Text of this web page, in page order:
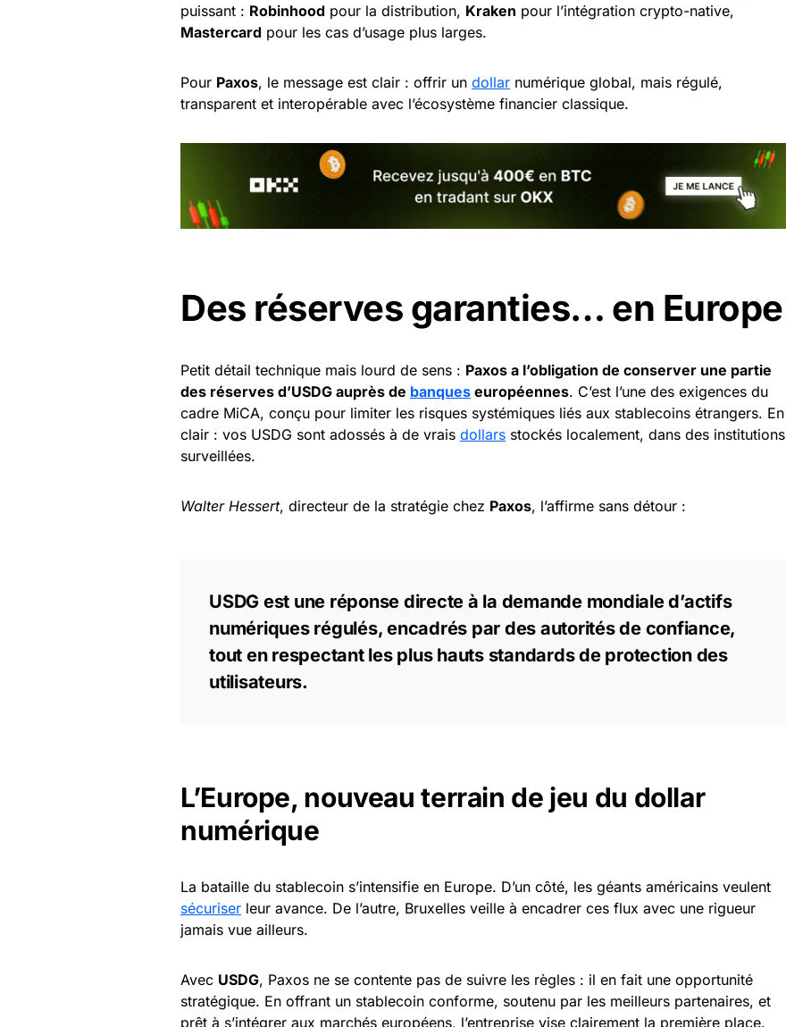
puissant : Robinhood pour la distribution, Kraken pour l’intégration crypto-native,
Mastercard pour les cas d’usage plus larges.
Pour Paxos, le message est clair : offrir un dollar numérique global, mais régulé,
transparent et interopérable avec l’écosystème financier classique.
Des réserves garanties… en Europe
Petit détail technique mais lourd de sens : Paxos a l’obligation de conserver une partie
des réserves d’USDG auprès de banques européennes. C’est l’une des exigences du
cadre MiCA, conçu pour limiter les risques systémiques liés aux stablecoins étrangers. En
clair : vos USDG sont adossés à de vrais dollars stockés localement, dans des institutions
surveillées.
Walter Hessert, directeur de la stratégie chez Paxos, l’affirme sans détour :
USDG est une réponse directe à la demande mondiale d’actifs
numériques régulés, encadrés par des autorités de confiance,
tout en respectant les plus hauts standards de protection des
utilisateurs.
L’Europe, nouveau terrain de jeu du dollar
numérique
La bataille du stablecoin s’intensifie en Europe. D’un côté, les géants américains veulent
sécuriser leur avance. De l’autre, Bruxelles veille à encadrer ces flux avec une rigueur
jamais vue ailleurs.
Avec USDG, Paxos ne se contente pas de suivre les règles : il en fait une opportunité
stratégique. En offrant un stablecoin conforme, soutenu par les meilleurs partenaires, et
prêt à s’intégrer aux marchés européens, l’entreprise vise clairement la première place.